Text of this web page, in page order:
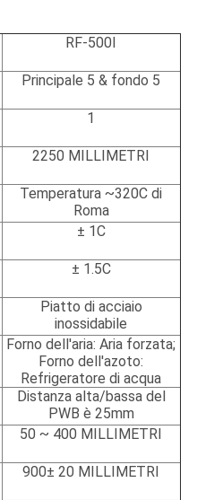
RF-500I
Principale 5 & fondo 5
1
2250 MILLIMETRI
Temperatura ~320C di
Roma
± 1C
± 1.5C
Piatto di acciaio
inossidabile
Forno dell'aria: Aria forzata;
Forno dell'azoto:
Refrigeratore di acqua
Distanza alta/bassa del
PWB è 25mm
50 ~ 400 MILLIMETRI
900± 20 MILLIMETRI